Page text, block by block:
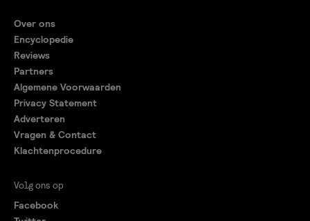
Over ons
Encyclopedie
Reviews
Partners
Algemene Voorwaarden
Privacy Statement
Adverteren
Vragen & Contact
Klachtenprocedure
Volg ons op
Facebook